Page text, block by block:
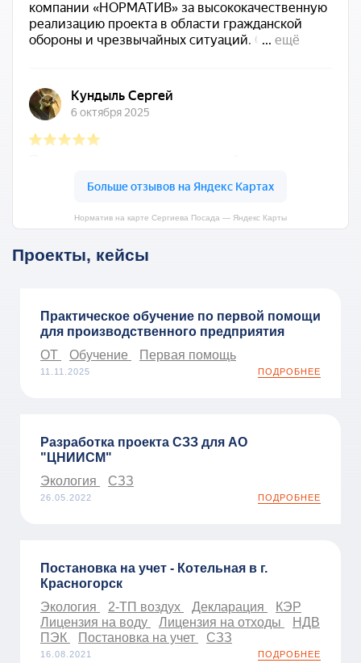
Норматив на карте Сергиева Посада — Яндекс Карты
Проекты, кейсы
Практическое обучение по первой помощи
для производственного предприятия
ОТ
Обучение Первая помощь
11.11.2025 ПОДРОБНЕЕ
Разработка проекта СЗЗ для АО
"ЦНИИСМ"
Экология
СЗЗ
26.05.2022 ПОДРОБНЕЕ
Постановка на учет - Котельная в г.
Красногорск
Экология
2-ТП воздух Декларация
КЭР
Лицензия на воду
Лицензия на отходы
НДВ
ПЭК
Постановка на учет СЗЗ
16.08.2021 ПОДРОБНЕЕ